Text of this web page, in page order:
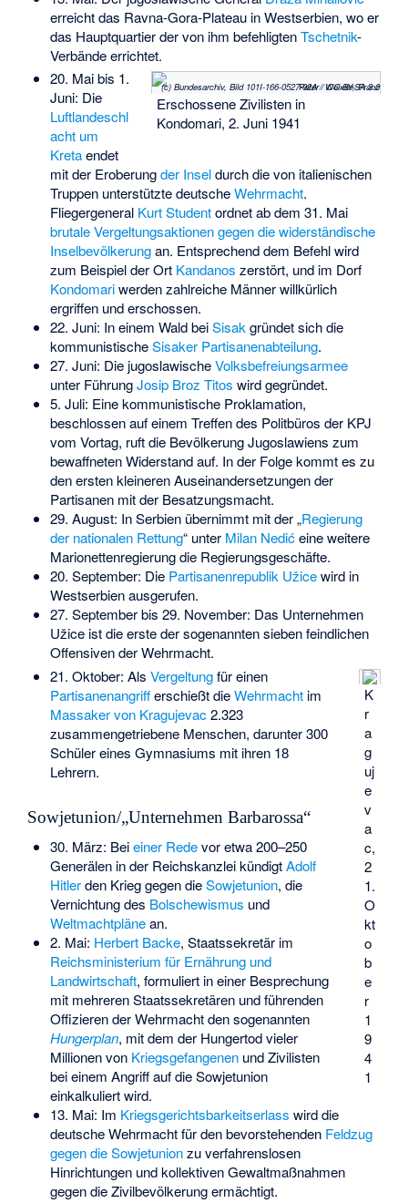
erreicht das Ravna-Gora-Plateauin Westserbien, wo er
das Hauptquartier der von ihm befehligtenTschetnik-
Verbände errichtet.
(c) Bundesarchiv, Bild 101I-166-0527-02A / Weixler, Franz Peter / CC-BY-SA 3.0
Erschossene Zivilisten in
Kondomari, 2. Juni 1941
20. Mai bis 1.
Juni: Die
Luftlandeschl
acht um
Kretaendet
mit der Eroberungder Inseldurch die von italienischen
Truppen unterstützte deutscheWehrmacht.
Fliegergeneral Kurt Studentordnet ab dem 31. Mai
brutale Vergeltungsaktionen gegen die widerständische
Inselbevölkerungan. Entsprechend dem Befehl wird
zum Beispiel der Ort Kandanos zerstört, und im Dorf
Kondomariwerden zahlreiche Männer willkürlich
ergriffen und erschossen.
22. Juni: In einem Wald beiSisak gründet sich die
kommunistischeSisaker Partisanenabteilung.
27. Juni: Die jugoslawischeVolksbefreiungsarmee
unter FührungJosip Broz Titos wird gegründet.
5. Juli: Eine kommunistische Proklamation,
beschlossen auf einem Treffen des Politbüros der KPJ
vom Vortag, ruft die Bevölkerung Jugoslawiens zum
bewaffneten Widerstand auf. In der Folge kommt es zu
den ersten kleineren Auseinandersetzungen der
Partisanen mit der Besatzungsmacht.
29. August: In Serbien übernimmt mit der „Regierung
der nationalen Rettung“ unter Milan Nedićeine weitere
Marionettenregierung die Regierungsgeschäfte.
20. September: Die Partisanenrepublik Užicewird in
Westserbien ausgerufen.
27. September bis 29. November: Das Unternehmen
Užiceist die erste der sogenanntensieben feindlichen
Offensivender Wehrmacht.
K
r
a
g
uj
e
v
a
c,
2
1.
O
kt
o
b
e
r
1
9
4
1
21. Oktober: Als Vergeltungfür einen
Partisanenangrifferschießt dieWehrmachtim
Massaker von Kragujevac2.323
zusammengetriebene Menschen, darunter 300
Schüler eines Gymnasiums mit ihren 18
Lehrern.
Sowjetunion/„Unternehmen Barbarossa“
30. März: Beieiner Redevor etwa 200–250
Generälen in der Reichskanzlei kündigtAdolf
Hitlerden Krieg gegen dieSowjetunion, die
Vernichtung des Bolschewismus und
Weltmachtplänean.
2. Mai: Herbert Backe, Staatssekretär im
Reichsministerium für Ernährung und
Landwirtschaft, formuliert in einer Besprechung
mit mehreren Staatssekretären und führenden
Offizieren der Wehrmacht den sogenannten
Hungerplan, mit dem der Hungertod vieler
Millionen von Kriegsgefangenenund Zivilisten
bei einem Angriff auf die Sowjetunion
einkalkuliert wird.
13. Mai: Im Kriegsgerichtsbarkeitserlass wird die
deutsche Wehrmacht für den bevorstehenden Feldzug
gegen die Sowjetunionzu verfahrenslosen
Hinrichtungen und kollektiven Gewaltmaßnahmen
gegen die Zivilbevölkerung ermächtigt.